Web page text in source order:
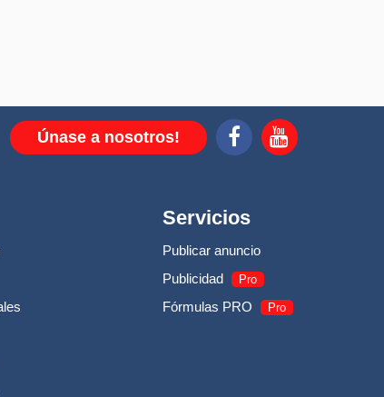
Únase a nosotros!
Servicios
Publicar anuncio
Publicidad
Pro
Fórmulas PRO Pro